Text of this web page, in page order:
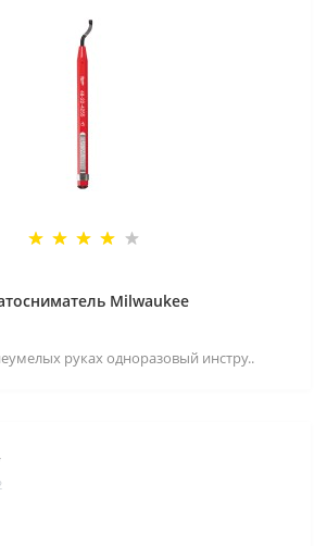
Milwaukee
руках одноразовый инстру..